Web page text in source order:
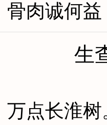
骨肉诚何益
生
万点长淮